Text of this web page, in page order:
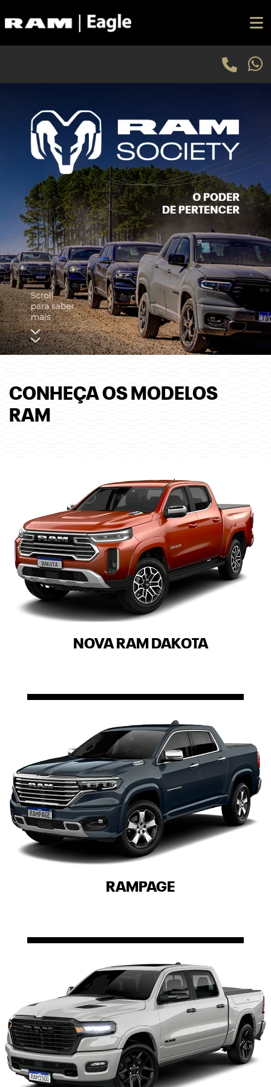
CONHEÇA OS MODELOS
RAM
NOVA RAM DAKOTA
RAMPAGE